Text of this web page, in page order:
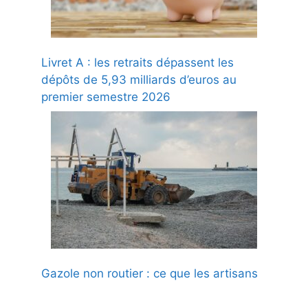
Livret A : les retraits dépassent les
dépôts de 5,93 milliards d’euros au
premier semestre 2026
Gazole non routier : ce que les artisans